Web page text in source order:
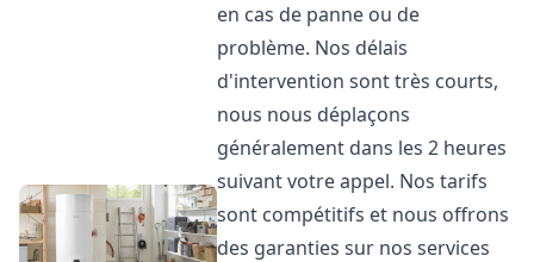
en cas de panne ou de
problème. Nos délais
d'intervention sont très courts,
nous nous déplaçons
généralement dans les 2 heures
suivant votre appel. Nos tarifs
sont compétitifs et nous offrons
des garanties sur nos services